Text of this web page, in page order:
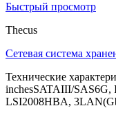
Быстрый просмотр
Thecus
Сетевая система
Технические
inchesSATAIII/
LSI2008HBA,